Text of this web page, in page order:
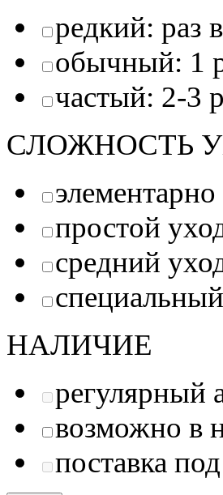
редкий: раз
обычный: 1
частый: 2-3
СЛОЖНОСТЬ
элементарно
простой
средний
НАЛИЧИЕ
регулярный
возможно в
поставка под